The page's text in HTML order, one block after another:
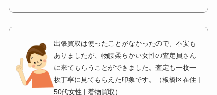
出張買取は使ったことがなかったので、不安も
ありましたが、物腰柔らかい女性の査定員さん
に来てもらうことができました。査定も一枚一
枚丁寧に見てもらえた印象です。（板橋区在住 |
50代女性 | 着物買取）